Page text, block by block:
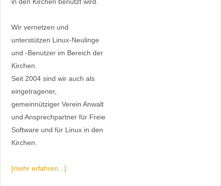
Wir vernetzen und
unterstützen Linux-Neulinge
und -Benutzer im Bereich der
Kirchen.
Seit 2004 sind wir auch als
eingetragener,
gemeinnütziger Verein Anwalt
und Ansprechpartner für Freie
Software und für Linux in den
Kirchen.
[mehr erfahren...]